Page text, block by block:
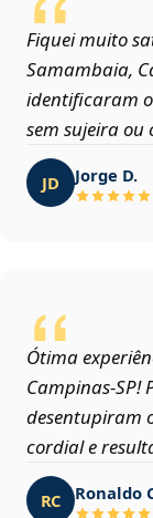
Fiquei muito
Samambaia,
identificaram
sem sujeira ou
JD Jorge D.
Ótima
desentupiram
cordial e
RC Ronaldo